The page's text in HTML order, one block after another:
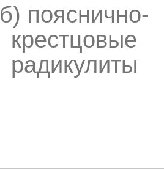
б) пояснично-
крестцовые
радикулиты